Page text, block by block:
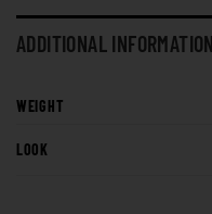
ADDITIONAL INFORMATION
WEIGHT
LOOK